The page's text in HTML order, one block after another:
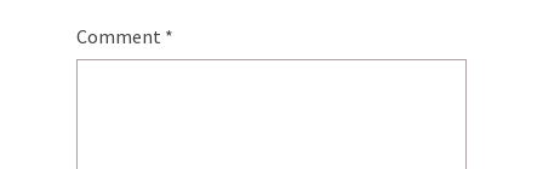
Comment *